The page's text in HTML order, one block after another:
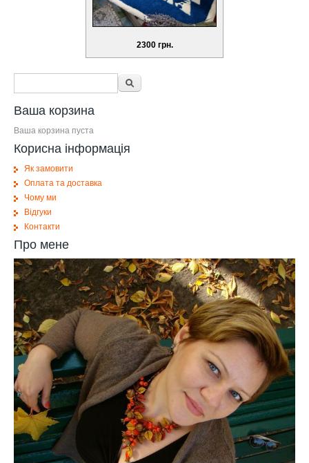
2300 грн.
Форма поиска
Ваша корзина
Ваша корзина пуста
Корисна інформація
Як замовити
Оплата та доставка
Чому ми
Відгуки
Контакти
Про мене